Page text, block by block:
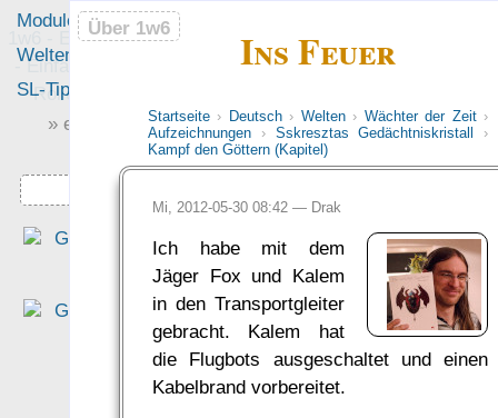
1w6 - Ein Würfel System
- Einfach saubere, freie
Rollenspiel-Regeln
Ins Feuer
Startseite› Deutsch› Welten› Wächter der Zeit›
Aufzeichnungen› Sskresztas Gedächtniskristall
›
Kampf den Göttern (Kapitel)
Mi, 2012-05-30 08:42 — Drak
Ich habe mit dem
Jäger Fox und Kalem
in den Transportgleiter
gebracht. Kalem hat
die Flugbots ausgeschaltet und einen
Kabelbrand vorbereitet.
Über 1w6
Module
Welten
SL-Tipps
» einfach saubere «
» Regeln «
Über 1w6
?
„Das Regelwerk
Träume zu diesem
[eigene
sollte… auf
Hintergründe und
anwendbar sein…